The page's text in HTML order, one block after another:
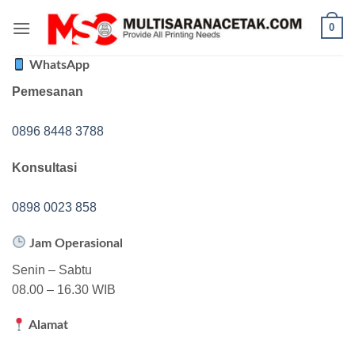
0
WhatsApp
Pemesanan
0896 8448 3788
Konsultasi
0898 0023 858
Jam Operasional
Senin – Sabtu
08.00 – 16.30 WIB
Alamat